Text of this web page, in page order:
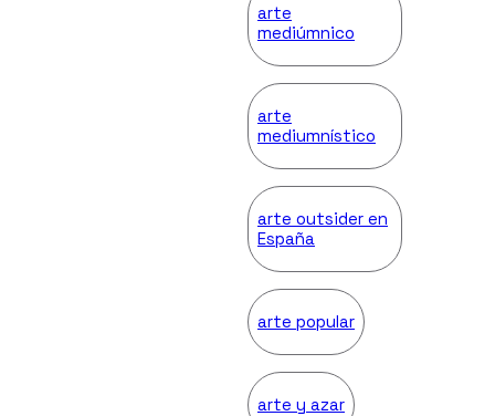
arte
mediúmnico
arte
mediumnístico
arte outsider en
España
arte popular
arte y azar